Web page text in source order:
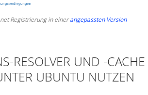
Registrierung in einerangepassten Version
RESOLVER UND -CACHE
UBUNTU NUTZEN